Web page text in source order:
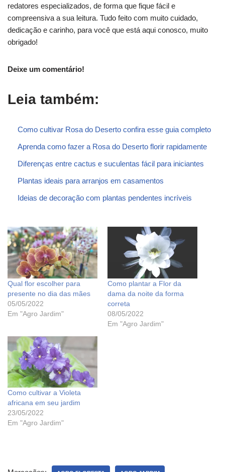
redatores especializados, de forma que fique fácil e
compreensiva a sua leitura. Tudo feito com muito cuidado,
dedicação e carinho, para você que está aqui conosco, muito
obrigado!
Deixe um comentário!
Leia também:
Como cultivar Rosa do Deserto confira esse guia completo
Aprenda como fazer a Rosa do Deserto florir rapidamente
Diferenças entre cactus e suculentas fácil para iniciantes
Plantas ideais para arranjos em casamentos
Ideias de decoração com plantas pendentes incríveis
Qual flor escolher para
presente no dia das mães
05/05/2022
Em "Agro Jardim"
Como plantar a Flor da
dama da noite da forma
correta
08/05/2022
Em "Agro Jardim"
Como cultivar a Violeta
africana em seu jardim
23/05/2022
Em "Agro Jardim"